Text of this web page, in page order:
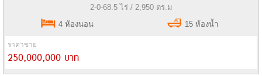
2-0-68.5 ไร่ / 2,950 ตร.ม
4 ห้องนอน
15 ห้องน้ำ
ราคาขาย
250,000,000 บาท